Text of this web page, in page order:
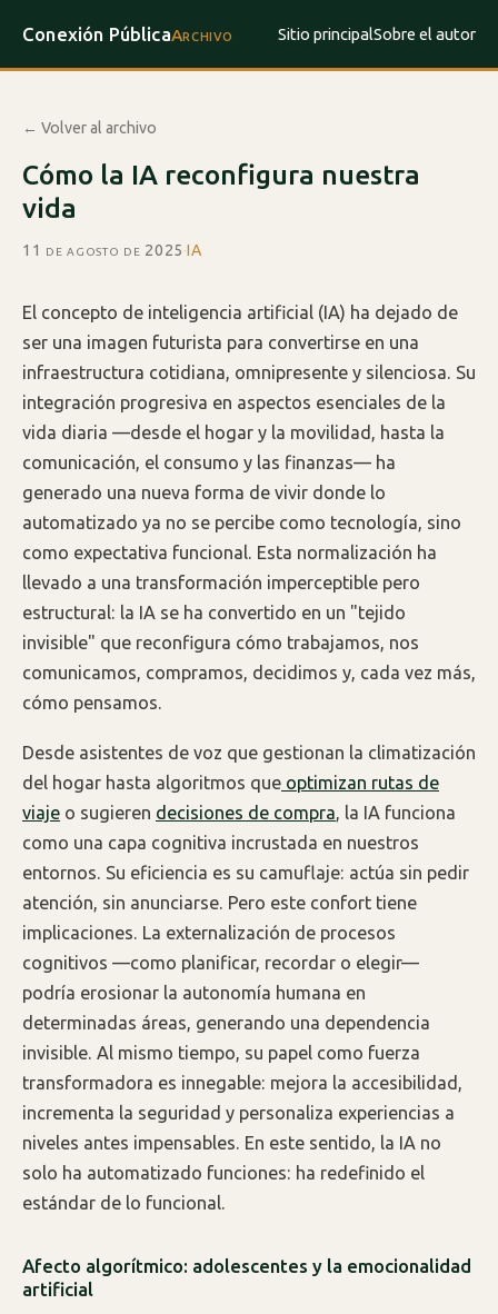
Conexión PúblicaArchivo Sitio principalSobre el autor
← Volver al archivo
Cómo la IA reconfigura nuestra
vida
11 de agosto de 2025·IA
El concepto de inteligencia artificial (IA) ha dejado de
ser una imagen futurista para convertirse en una
infraestructura cotidiana, omnipresente y silenciosa. Su
integración progresiva en aspectos esenciales de la
vida diaria —desde el hogar y la movilidad, hasta la
comunicación, el consumo y las finanzas— ha
generado una nueva forma de vivir donde lo
automatizado ya no se percibe como tecnología, sino
como expectativa funcional. Esta normalización ha
llevado a una transformación imperceptible pero
estructural: la IA se ha convertido en un "tejido
invisible" que reconfigura cómo trabajamos, nos
comunicamos, compramos, decidimos y, cada vez más,
cómo pensamos.
Desde asistentes de voz que gestionan la climatización
del hogar hasta algoritmos que optimizan rutas de
viaje o sugieren decisiones de compra, la IA funciona
como una capa cognitiva incrustada en nuestros
entornos. Su eficiencia es su camuflaje: actúa sin pedir
atención, sin anunciarse. Pero este confort tiene
implicaciones. La externalización de procesos
cognitivos —como planificar, recordar o elegir—
podría erosionar la autonomía humana en
determinadas áreas, generando una dependencia
invisible. Al mismo tiempo, su papel como fuerza
transformadora es innegable: mejora la accesibilidad,
incrementa la seguridad y personaliza experiencias a
niveles antes impensables. En este sentido, la IA no
solo ha automatizado funciones: ha redefinido el
estándar de lo funcional.
Afecto algorítmico: adolescentes y la emocionalidad
artificial